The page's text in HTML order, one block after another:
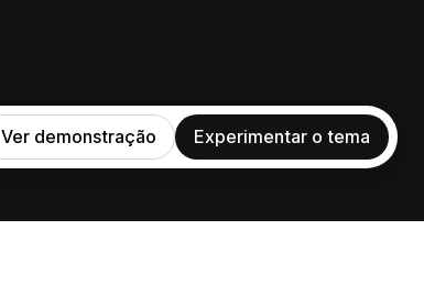
Ver demonstração Experimentar o tema